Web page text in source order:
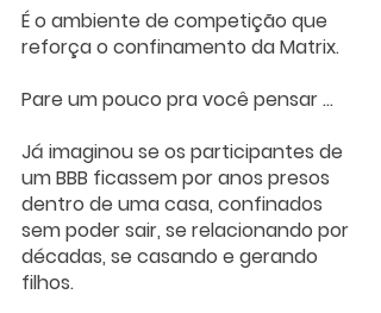
É o ambiente de competição que
reforça o confinamento da Matrix.
Pare um pouco pra você pensar ...
Já imaginou se os participantes de
um BBB ficassem por anos presos
dentro de uma casa, confinados
sem poder sair, se relacionando por
décadas, se casando e gerando
filhos.